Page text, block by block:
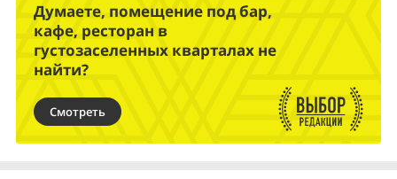
Думаете, помещение под бар,
кафе, ресторан в
густозаселенных кварталах не
найти?
Смотреть